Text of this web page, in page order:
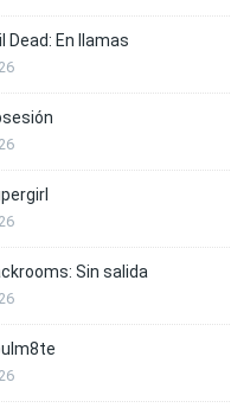
Dead: En llamas
Sin salida